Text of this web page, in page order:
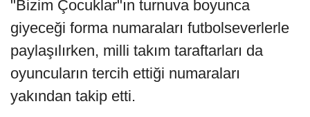
"Bizim Çocuklar"ın turnuva boyunca
giyeceği forma numaraları futbolseverlerle
paylaşılırken, milli takım taraftarları da
oyuncuların tercih ettiği numaraları
yakından takip etti.